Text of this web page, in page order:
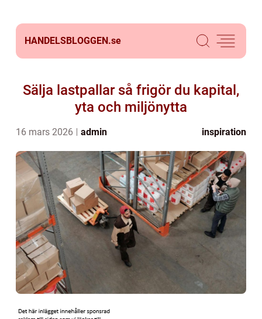
HANDELSBLOGGEN.se
Sälja lastpallar så frigör du kapital,
yta och miljönytta
16 mars 2026 admin inspiration